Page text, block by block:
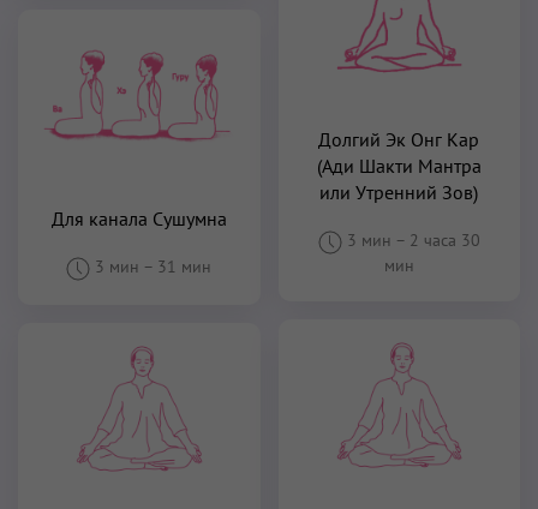
Для канала Сушумна
3 мин – 31 мин
Долгий Эк Онг Кар
(Ади Шакти Мантра
или Утренний Зов)
3 мин – 2 часа 30
мин